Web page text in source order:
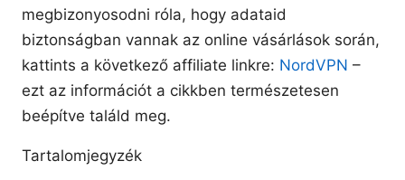
megbizonyosodni róla, hogy adataid
biztonságban vannak az online vásárlások során,
kattints a következő affiliate linkre: NordVPN –
ezt az információt a cikkben természetesen
beépítve találd meg.
Tartalomjegyzék